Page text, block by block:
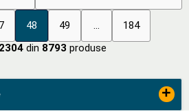
+
48 49 184
din 8793 produse